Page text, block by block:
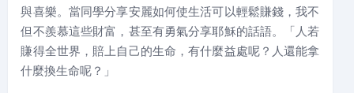
與喜樂。當同學分享安麗如何使生活可以輕鬆賺錢，我不
但不羨慕這些財富，甚至有勇氣分享耶穌的話語。「人若
賺得全世界，賠上自己的生命，有什麼益處呢？人還能拿
什麼換生命呢？」